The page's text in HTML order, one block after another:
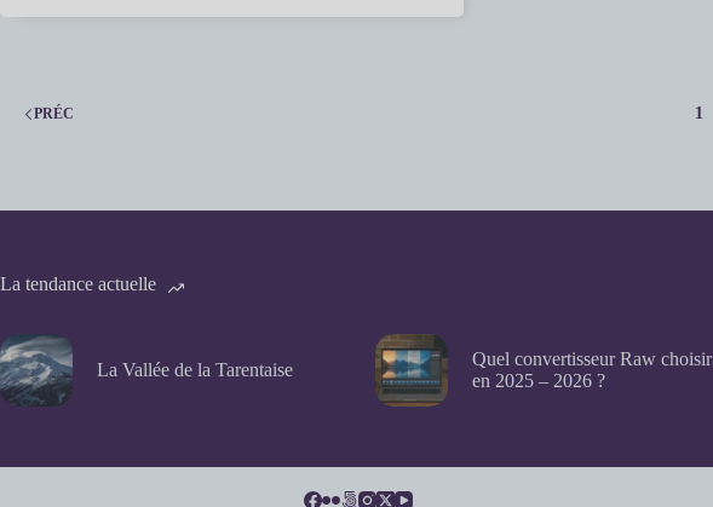
PRÉC 1
La tendance actuelle
La Vallée de la Tarentaise
Quel convertisseur Raw choisir
en 2025 – 2026 ?